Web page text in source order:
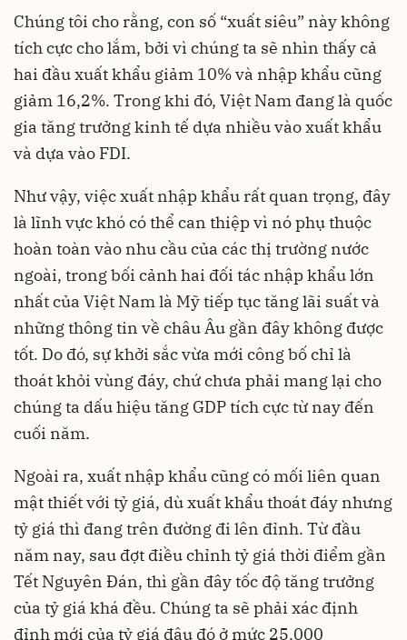
Chúng tôi cho rằng, con số “xuất siêu” này không
tích cực cho lắm, bởi vì chúng ta sẽ nhìn thấy cả
hai đầu xuất khẩu giảm 10% và nhập khẩu cũng
giảm 16,2%. Trong khi đó, Việt Nam đang là quốc
gia tăng trưởng kinh tế dựa nhiều vào xuất khẩu
và dựa vào FDI.
Như vậy, việc xuất nhập khẩu rất quan trọng, đây
là lĩnh vực khó có thể can thiệp vì nó phụ thuộc
hoàn toàn vào nhu cầu của các thị trường nước
ngoài, trong bối cảnh hai đối tác nhập khẩu lớn
nhất của Việt Nam là Mỹ tiếp tục tăng lãi suất và
những thông tin về châu Âu gần đây không được
tốt. Do đó, sự khởi sắc vừa mới công bố chỉ là
thoát khỏi vùng đáy, chứ chưa phải mang lại cho
chúng ta dấu hiệu tăng GDP tích cực từ nay đến
cuối năm.
Ngoài ra, xuất nhập khẩu cũng có mối liên quan
mật thiết với tỷ giá, dù xuất khẩu thoát đáy nhưng
tỷ giá thì đang trên đường đi lên đỉnh. Từ đầu
năm nay, sau đợt điều chỉnh tỷ giá thời điểm gần
Tết Nguyên Đán, thì gần đây tốc độ tăng trưởng
của tỷ giá khá đều. Chúng ta sẽ phải xác định
đỉnh mới của tỷ giá đâu đó ở mức 25.000